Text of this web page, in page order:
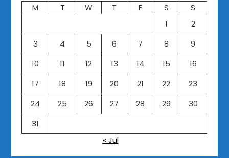
M T W T F S
S
1
2
3
4 5 6 7 8
9
10
11 12 13 14 15
16
17
18 19 20 21 22
23
24
25 26 27 28 29
30
31
« Jul